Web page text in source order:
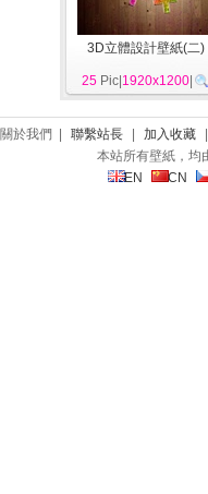
3D立體設計壁紙(二)
25 Pic| 1920x1200
關於我們 | 聯繫站長 加入收藏
本站所有壁紙，均
EN
CN